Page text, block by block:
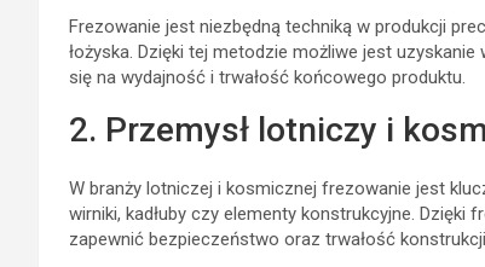
Frezowanie jest niezbędną techniką w produkcji
łożyska. Dzięki tej metodzie możliwe jest
się na wydajność i trwałość końcowego produktu.
2. Przemysł lotniczy i
W branży lotniczej i kosmicznej frezowanie jest
wirniki, kadłuby czy elementy konstrukcyjne.
zapewnić bezpieczeństwo oraz trwałość